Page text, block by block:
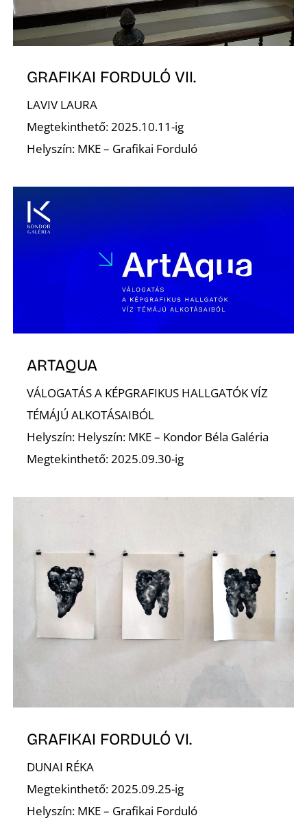
GRAFIKAI FORDULÓ VII.
LAVIV LAURA
Megtekinthető: 2025.10.11-ig
Helyszín: MKE – Grafikai Forduló
ARTAQUA
VÁLOGATÁS A KÉPGRAFIKUS HALLGATÓK VÍZ
TÉMÁJÚ ALKOTÁSAIBÓL
Helyszín: Helyszín: MKE – Kondor Béla Galéria
Megtekinthető: 2025.09.30-ig
GRAFIKAI FORDULÓ VI.
DUNAI RÉKA
Megtekinthető: 2025.09.25-ig
Helyszín: MKE – Grafikai Forduló